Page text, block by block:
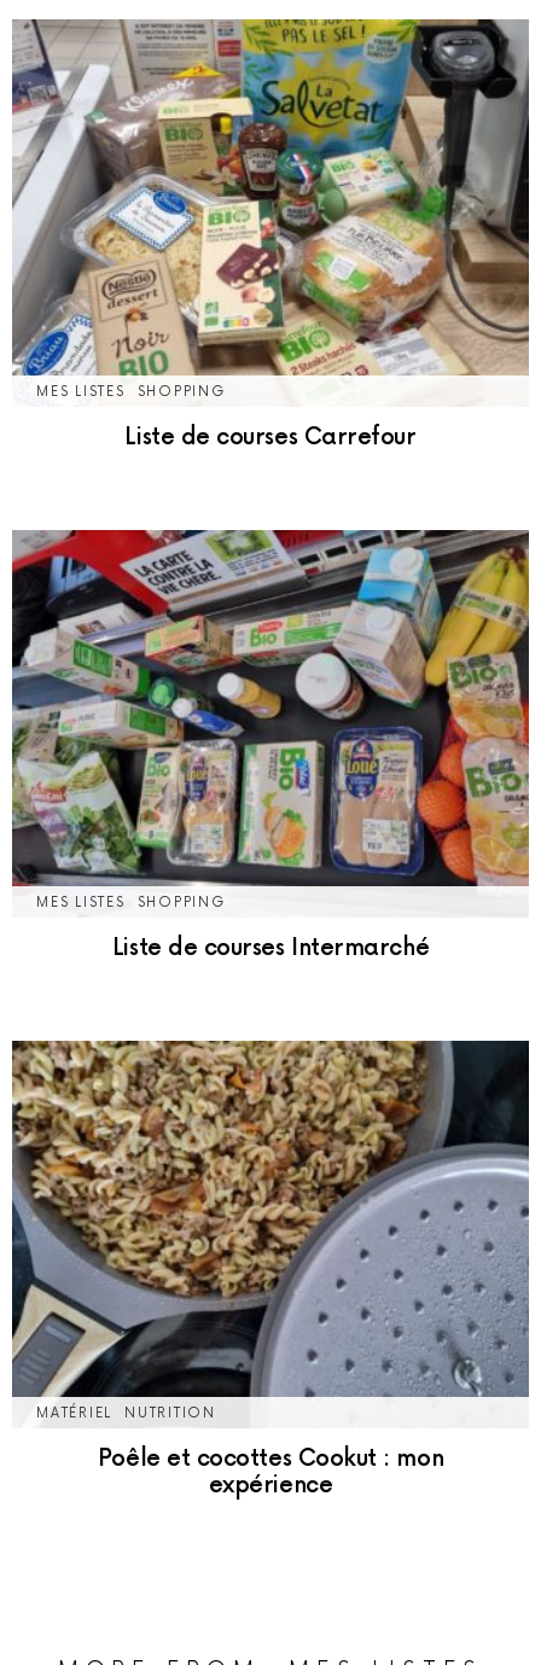
MES LISTES SHOPPING
Liste de courses Carrefour
MES LISTES SHOPPING
Liste de courses Intermarché
MATÉRIEL NUTRITION
Poêle et cocottes Cookut : mon
expérience